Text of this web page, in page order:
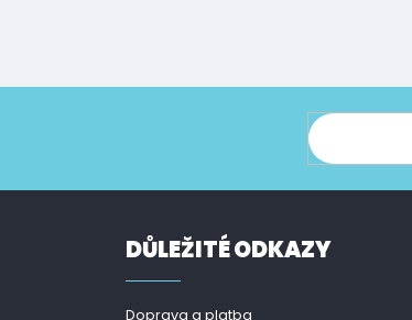
DŮLEŽITÉ ODKAZY
Doprava a platba